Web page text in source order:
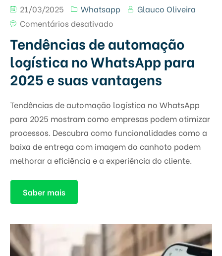
21/03/2025 Whatsapp
Glauco Oliveira
Comentários desativado
Tendências de automação
logística no WhatsApp para
2025 e suas vantagens
Tendências de automação logística no WhatsApp
para 2025 mostram como empresas podem otimizar
processos. Descubra como funcionalidades como a
baixa de entrega com imagem do canhoto podem
melhorar a eficiência e a experiência do cliente.
Saber mais